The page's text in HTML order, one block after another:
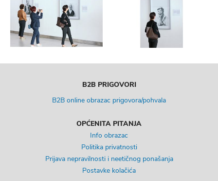
B2B PRIGOVORI
B2B online obrazac prigovora/pohvala
OPĆENITA PITANJA
Info obrazac
Politika privatnosti
Prijava nepravilnosti i neetičnog ponašanja
Postavke kolačića